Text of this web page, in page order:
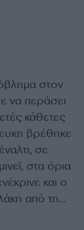
στον
να περάσει
κάθετες
βρέθηκε
σε
στα όρια
και ο
από τη…